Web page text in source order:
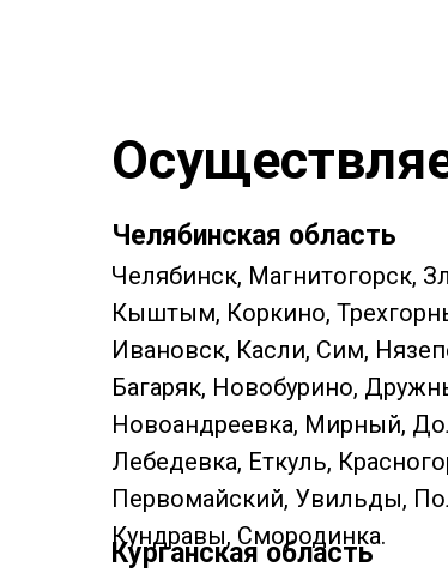
Челябинская область
Курганская область
Челябинск, Магнитогорск,
Кыштым, Коркино,
Ивановск, Касли, Сим,
Багаряк, Новобурино,
Новоандреевка, Мирный,
Лебедевка, Еткуль,
Первомайский, Увильды,
Кундравы, Смородинка.